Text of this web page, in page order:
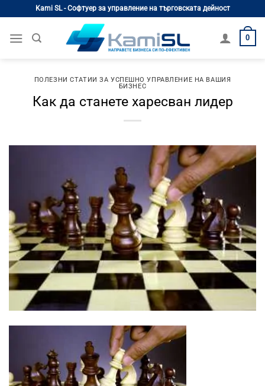
content
Kami SL - Софтуер за управление на търговската дейност
0
ПОЛЕЗНИ СТАТИИ ЗА УСПЕШНО УПРАВЛЕНИЕ НА ВАШИЯ
БИЗНЕС
Как да станете харесван лидер